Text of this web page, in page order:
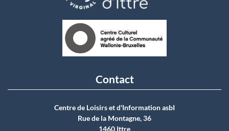
Contact
Centre de Loisirs et d'Information asbI
Rue de la Montagne, 36
1460 Ittre